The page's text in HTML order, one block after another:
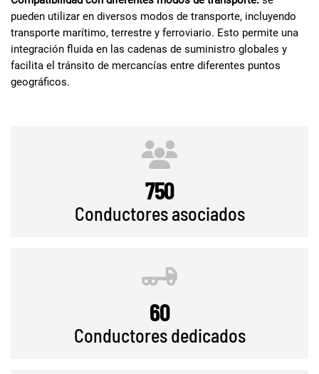
pueden utilizar en diversos modos de transporte, incluyendo
transporte marítimo, terrestre y ferroviario. Esto permite una
integración fluida en las cadenas de suministro globales y
facilita el tránsito de mercancías entre diferentes puntos
geográficos.
750
Conductores asociados
60
Conductores dedicados